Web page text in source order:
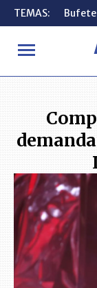
TEMAS:
INICIO
TEMAS: